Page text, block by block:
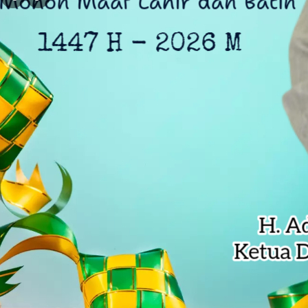
Siswa SD di Bekasi Raih Emas
Kejagung Serahkan 6 Tersangka
Anak Pengetik Naskah